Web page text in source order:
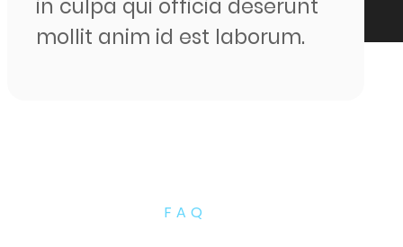
in culpa qui officia deserunt
mollit anim id est laborum.
FAQ